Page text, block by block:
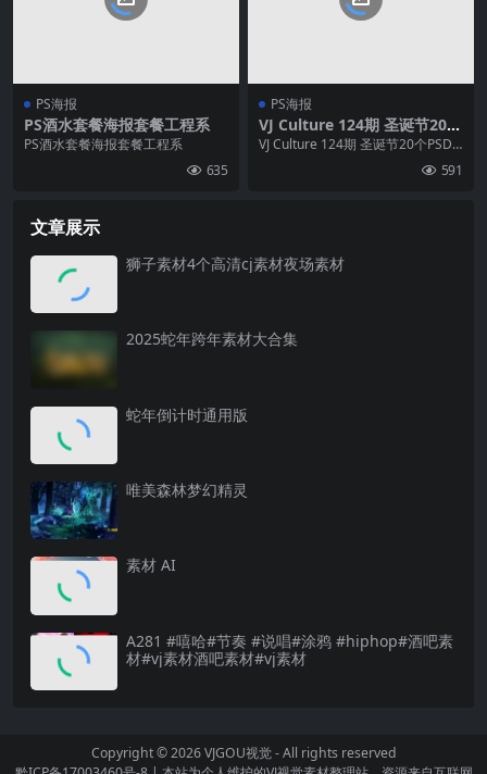
PS海报
PS酒水套餐海报套餐工程系
PS酒水套餐海报套餐工程系
635
PS海报
VJ Culture 124期 圣诞节20个
PSD海报
VJ Culture 124期 圣诞节20个PSD
591
文章展示
狮子素材4个高清cj素材夜场素材
2025蛇年跨年素材大合集
蛇年倒计时通用版
唯美森林梦幻精灵
素材 AI
A281 #嘻哈#节奏 #说唱#涂鸦 #hiphop#酒吧素
材#vj素材酒吧素材#vj素材
Copyright © 2026VJGOU视觉- All rights reserved